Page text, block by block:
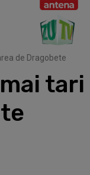
de Dragobete